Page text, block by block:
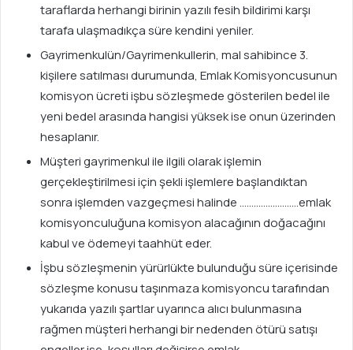
taraflarda herhangi birinin yazılı fesih bildirimi karşı
tarafa ulaşmadıkça süre kendini yeniler.
Gayrimenkulün/Gayrimenkullerin, mal sahibince 3.
kişilere satılması durumunda, Emlak Komisyoncusunun
komisyon ücreti işbu sözleşmede gösterilen bedel ile
yeni bedel arasında hangisi yüksek ise onun üzerinden
hesaplanır.
Müşteri gayrimenkul ile ilgili olarak işlemin
gerçekleştirilmesi için şekli işlemlere başlandıktan
sonra işlemden vazgeçmesi halinde …………………….emlak
komisyonculuğuna komisyon alacağının doğacağını
kabul ve ödemeyi taahhüt eder.
İşbu sözleşmenin yürürlükte bulunduğu süre içerisinde
sözleşme konusu taşınmaza komisyoncu tarafından
yukarıda yazılı şartlar uyarınca alıcı bulunmasına
rağmen müşteri herhangi bir nedenden ötürü satışı